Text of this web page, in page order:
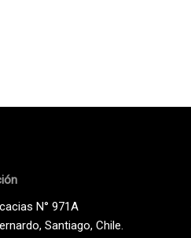
N° 971A
Santiago, Chile.